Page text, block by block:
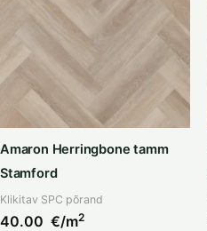
Amaron Herringbone tamm
Stamford
Klikitav SPC põrand
40.00 €/m2